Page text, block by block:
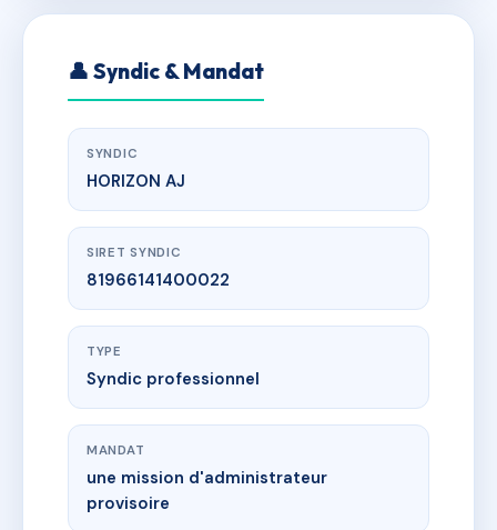
👤 Syndic & Mandat
SYNDIC
HORIZON AJ
SIRET SYNDIC
81966141400022
TYPE
Syndic professionnel
MANDAT
une mission d'administrateur
provisoire